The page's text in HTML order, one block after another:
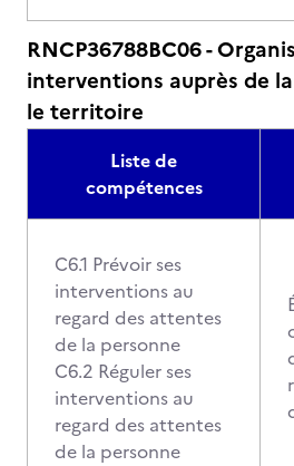
RNCP36788BC06 -
interventions auprès de
le territoire
Liste de
compétences
C6.1 Prévoir ses
interventions au
regard des attentes
de la personne
C6.2 Réguler ses
interventions au
regard des attentes
de la personne